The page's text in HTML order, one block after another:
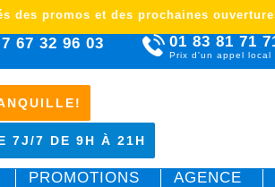
67 32 96 03 01 83 81 71
Prix d'un appel local
7J/7 DE 9H À 21H
PROMOTIONS AGENCE
des promos et des prochaines